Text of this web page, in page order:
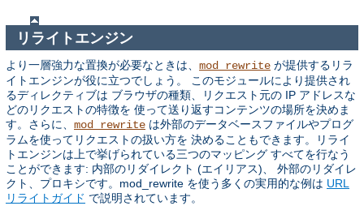
リライトエンジン
より一層強力な置換が必要なときは、 mod_rewrite が提供するリラ
イトエンジンが役に立つでしょう。 このモジュールにより提供され
るディレクティブは ブラウザの種類、リクエスト元の IP アドレスな
どのリクエストの特徴を 使って送り返すコンテンツの場所を決めま
す。さらに、 mod_rewrite は外部のデータベースファイルやプログ
ラムを使ってリクエストの扱い方を 決めることもできます。リライ
トエンジンは上で挙げられている三つのマッピング すべてを行なう
ことができます: 内部のリダイレクト (エイリアス)、 外部のリダイレ
クト、プロキシです。mod_rewrite を使う多くの実用的な例は URL
リライトガイド で説明されています。